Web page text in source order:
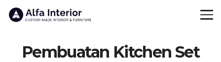
Pembuatan Kitchen Set